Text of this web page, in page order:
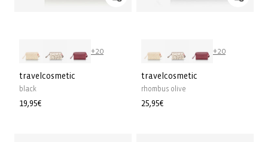
+20
travelcosmetic
black
Prix
19,95€
+20
travelcosmetic
rhombus olive
Prix
25,95€